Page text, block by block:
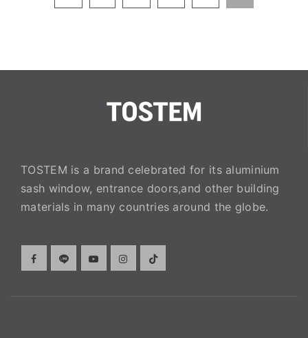
TOSTEM is a brand celebrated for its aluminium
sash window, entrance doors,and other building
materials in many countries around the globe.